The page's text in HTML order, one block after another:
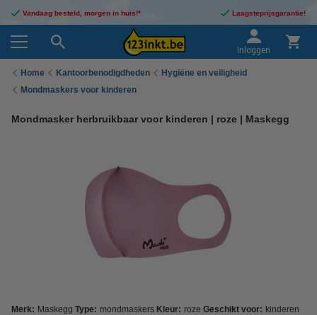
Vandaag besteld, morgen in huis!* Laagsteprijsgarantie!
Inloggen
Home Kantoorbenodigdheden
Hygiëne en veiligheid
Mondmaskers voor kinderen
Mondmasker herbruikbaar voor kinderen | roze | Maskegg
Merk: Maskegg Type: mondmaskers Kleur: roze Geschikt voor: kinderen